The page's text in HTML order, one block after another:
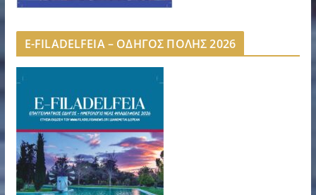
E-FILADELFEIA – ΟΔΗΓΟΣ ΠΟΛΗΣ 2026